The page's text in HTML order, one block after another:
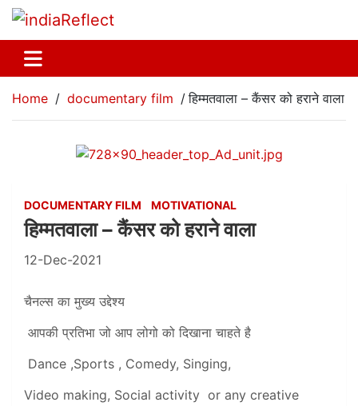
Home documentary film हिम्मतवाला – कैंसर को हराने वाला
DOCUMENTARY FILM MOTIVATIONAL
हिम्मतवाला – कैंसर को हराने वाला
12-Dec-2021
चैनल्स का मुख्य उद्देश्य
आपकी प्रतिभा जो आप लोगो को दिखाना चाहते है
Dance ,Sports , Comedy, Singing,
Video making, Social activity or any creative